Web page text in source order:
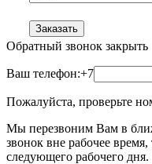
Заказать
Обратный звонок закрыть
Ваш телефон:+7
Пожалуйста, проверьте
Мы перезвоним Вам в
звонок вне рабочее
следующего рабочего дня.